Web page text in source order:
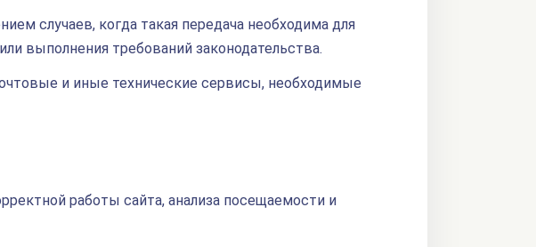
случаев, когда такая передача необходима для
выполнения требований законодательства.
и иные технические сервисы, необходимые
работы сайта, анализа посещаемости и